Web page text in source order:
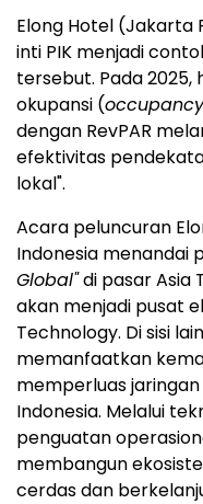
Elong Hotel (Jakarta
inti PIK menjadi
tersebut. Pada
okupansi (
dengan RevPAR
efektivitas
lokal".
Acara peluncuran
Indonesia
Global"di pasar Asia
akan menjadi pusat
Technology. Di sisi
memanfaatkan
memperluas
Indonesia. Melalui
penguatan
membangun
cerdas dan